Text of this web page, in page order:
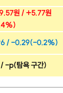
원 / +5.77원
/ -0.29(-0.2%)
-p(탐욕 구간)